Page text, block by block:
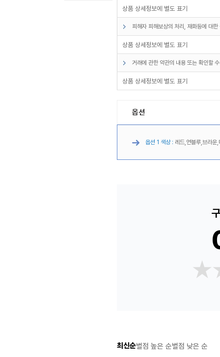
상품 상세정보에 별도 표기
피해자 피해보상의 처리, 재화등에 대
상품 상세정보에 별도 표기
거래에 관한 약관의 내용 또는 확인할
상품 상세정보에 별도 표기
옵션
옵션 1 색상 : 레드,연블루,브라운
최신순별점 높은 순별점 낮은 순